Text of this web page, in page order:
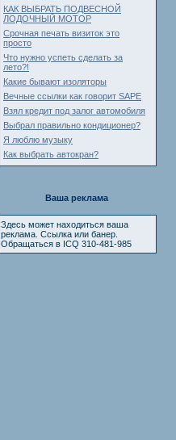
КАК ВЫБРАТЬ ПОДВЕСНОЙ
ЛОДОЧНЫЙ МОТОР
Срочная печать визиток это
просто
Что нужно успеть сделать за
лето?!
Какие бывают изоляторы
Вечные ссылки как говорит SAPE
Взял кредит под залог автомобиля
Выбрал правильно кондиционер?
Я люблю музыку
Как выбрать автокран?
Ваша реклама
Здесь может находиться ваша
реклама. Ссылка или банер.
Обращаться в ICQ 310-481-985